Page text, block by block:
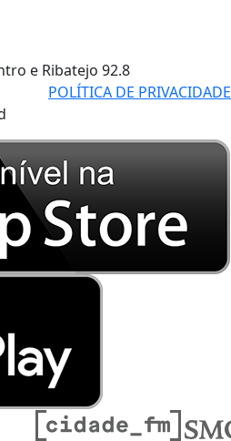
e Ribatejo 92.8
POLÍTICA DE PRIVACIDADE